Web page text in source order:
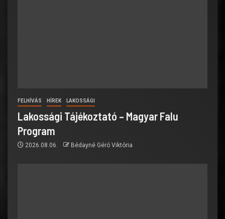
FELHÍVÁS HÍREK LAKOSSÁGI
Lakossági Tájékoztató – Magyar Falu
Program
2026.08.06. Bédayné Géró Viktória